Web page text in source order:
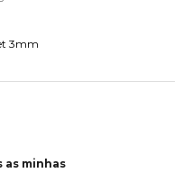
3mm
as minhas